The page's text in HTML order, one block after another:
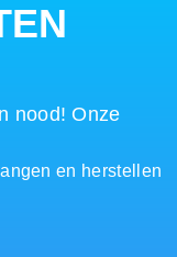
nood! Onze
en herstellen